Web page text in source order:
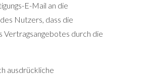
E-Mail an die
Nutzers, dass die
Vertragsangebotes durch die
ausdrückliche